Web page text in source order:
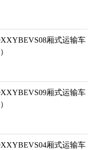
厢式运输车
厢式运输车
厢式运输车